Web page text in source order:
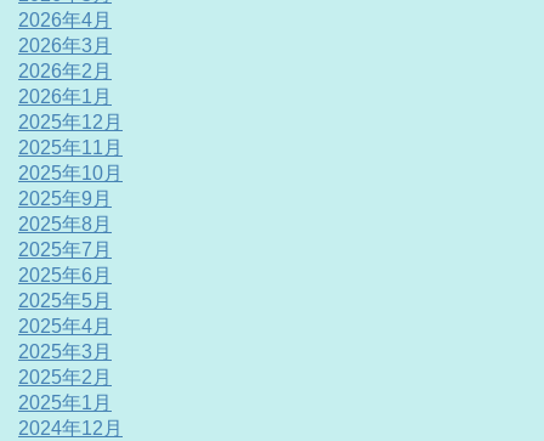
2026年4月
2026年3月
2026年2月
2026年1月
2025年12月
2025年11月
2025年10月
2025年9月
2025年8月
2025年7月
2025年6月
2025年5月
2025年4月
2025年3月
2025年2月
2025年1月
2024年12月